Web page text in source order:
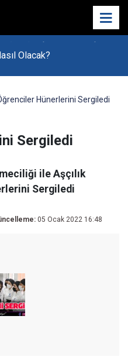
Olacak?
Hünerlerini Sergiledi
Sergiledi
ile Aşçılık
Sergiledi
05 Ocak 2022 16:48